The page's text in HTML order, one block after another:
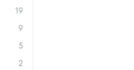
19
9
5
2